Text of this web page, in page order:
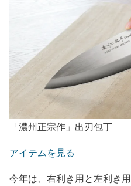
「濃州正宗作」出刃包丁
アイテムを見る
今年は、右利き用と左利き